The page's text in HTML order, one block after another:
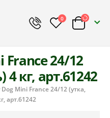
0
France 24/12
4 кг, арт.61242
Dog Mini France 24/12 (утка,
арт.61242